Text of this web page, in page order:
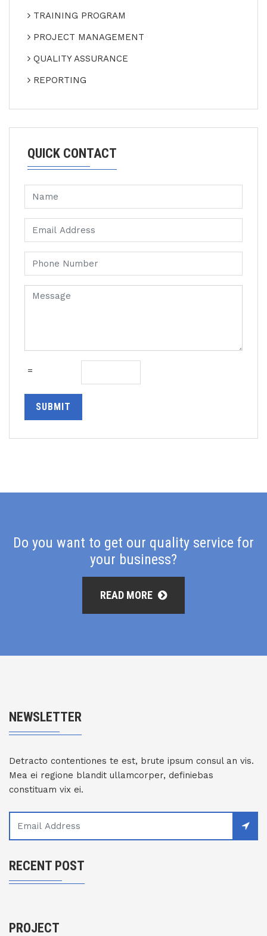
TRAINING PROGRAM
PROJECT MANAGEMENT
QUALITY ASSURANCE
REPORTING
QUICK CONTACT
=
SUBMIT
Do you want to get our quality service for
your business?
READ MORE
NEWSLETTER
Detracto contentiones te est, brute ipsum consul an vis.
Mea ei regione blandit ullamcorper, definiebas
constituam vix ei.
RECENT POST
PROJECT